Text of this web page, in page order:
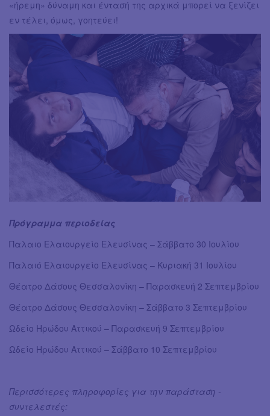
«ήρεμη» δύναμη και έντασή της αρχικά μπορεί να ξενίζει
εν τέλει, όμως, γοητεύει!
Πρόγραμμα περιοδείας
Παλαιο Ελαιουργείο Ελευσίνας – Σάββατο 30 Ιουλίου
Παλαιό Ελαιουργείο Ελευσίνας – Κυριακή 31 Ιουλίου
Θέατρο Δάσους Θεσσαλονίκη – Παρασκευή 2 Σεπτεμβρίου
Θέατρο Δάσους Θεσσαλονίκη – Σάββατο 3 Σεπτεμβρίου
Ωδείο Ηρώδου Αττικού – Παρασκευή 9 Σεπτεμβρίου
Ωδείο Ηρώδου Αττικού – Σάββατο 10 Σεπτεμβρίου
Περισσότερες πληροφορίες για την παράσταση -
συντελεστές: